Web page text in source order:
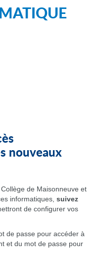
nouveaux
de Maisonneuve et
informatiques, suivez
de configurer vos
de passe pour accéder à
et du mot de passe pour